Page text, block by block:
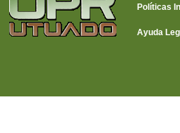
Políticas
Ayuda